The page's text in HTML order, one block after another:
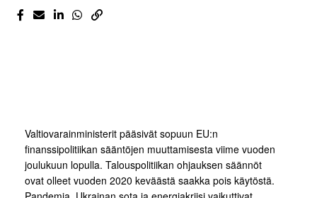
Valtiovarainministerit pääsivät sopuun EU:n
finanssipolitiikan sääntöjen muuttamisesta viime vuoden
joulukuun lopulla. Talouspolitiikan ohjauksen säännöt
ovat olleet vuoden 2020 keväästä saakka pois käytöstä.